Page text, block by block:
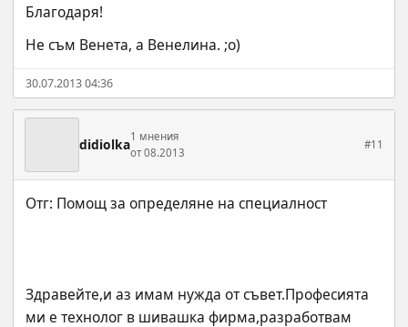
Благодаря!
Не съм Венета, а Венелина. ;o)
30.07.2013 04:36
didiolka1 мнения
от 08.2013
#11
Здравейте,и аз имам нужда от съвет.Професията
ми е технолог в шивашка фирма,разработвам